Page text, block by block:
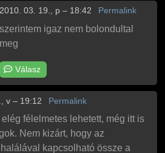
üzenetére
2010. 03. 19., p – 18:42 Permalink
szerintem igaz nem bolondultal
meg
Válasz
v – 19:12 Permalink
elég félelmetes lehetett, még itt is
Nem kizárt, hogy az
kapcsolható össze a